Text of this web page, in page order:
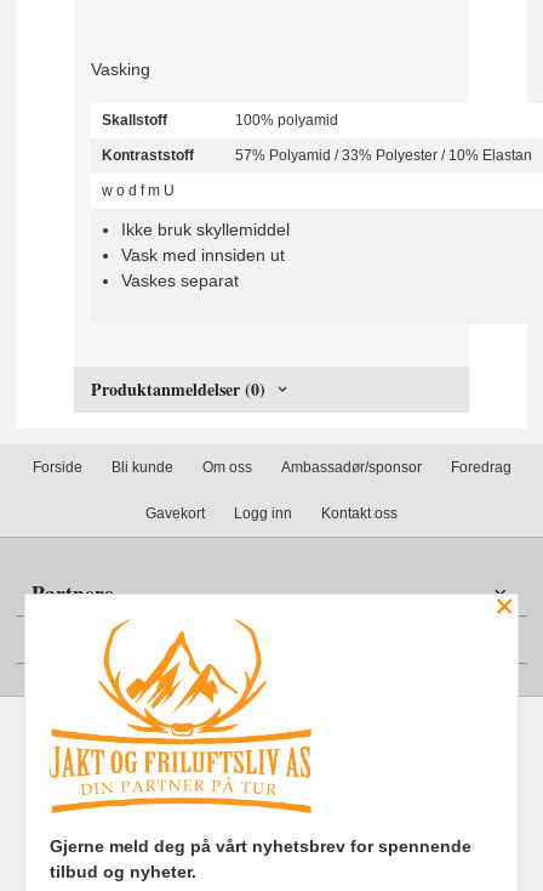
Vasking
Skallstoff 100% polyamid
Kontraststoff 57% Polyamid / 33% Polyester / 10% Elastan
wodfm U
Ikke bruk skyllemiddel
Vask med innsiden ut
Vaskes separat
Produktanmeldelser (0)
Forside Bli kunde Om oss Ambassadør/sponsor Foredrag
Gavekort Logg inn Kontakt oss
Partnere
Din konto
Frakt Kjøpsbetingelser Sikkerhet og personvern
Nyhetsbrev
×
Gjerne meld deg på vårt nyhetsbrev for spennende
tilbud og nyheter.